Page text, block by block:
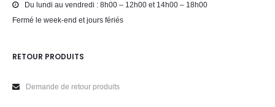
Du lundi au vendredi : 8h00 – 12h00 et 14h00 – 18h00
Fermé le week-end et jours fériés
RETOUR PRODUITS
Demande de retour produits